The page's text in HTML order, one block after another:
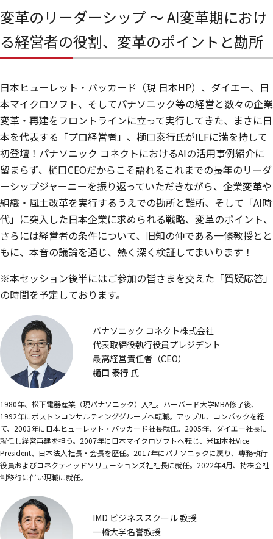
変革のリーダーシップ ～ AI変革期におけ
る経営者の役割、変革のポイントと勘所
日本ヒューレット・パッカード（現 日本HP）、ダイエー、日
本マイクロソフト、そしてパナソニック等の経営と数々の企業
変革・再建をフロントラインに立って実行してきた、まさに日
本を代表する「プロ経営者」、樋口泰行氏がILFに満を持して
初登壇！パナソニック コネクトにおけるAIの活用事例紹介に
留まらず、樋口CEOだからこそ語れるこれまでの長年のリーダ
ーシップジャーニーを振り返っていただきながら、企業変革や
組織・風土改革を実行するうえでの勘所と難所、そして「AI時
代」に突入した日本企業に求められる戦略、変革のポイント、
さらには経営者の条件について、旧知の仲である一條教授とと
もに、本音の議論を通じ、熱く深く検証してまいります！
※本セッション後半にはご参加の皆さまを交えた「質疑応答」
の時間を予定しております。
パナソニック コネクト株式会社
代表取締役執行役員プレジデント
最高経営責任者（CEO）
樋口 泰行 氏
1980年、松下電器産業（現パナソニック）入社。ハーバード大学MBA修了後、
1992年にボストンコンサルティンググループへ転職。アップル、コンパックを経
て、2003年に日本ヒューレット・パッカード社長就任。2005年、ダイエー社長に
就任し経営再建を担う。2007年に日本マイクロソフトへ転じ、米国本社Vice
President、日本法人社長・会長を歴任。2017年にパナソニックに戻り、専務執行
役員およびコネクティッドソリューションズ社社長に就任。2022年4月、持株会社
制移行に伴い現職に就任。
IMD ビジネススクール 教授
一橋大学名誉教授